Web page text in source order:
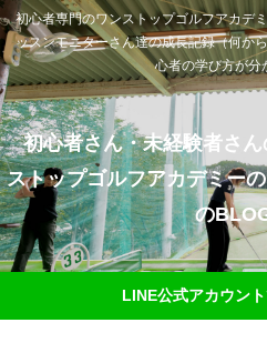
初心者専門のワンストップゴルフアカデ
ッスンモニターさん達の成長記録（何か
心者の学び方が分
初心者さん・未経験者さ
ストップゴルフアカデミー
の
LINE公式アカウン